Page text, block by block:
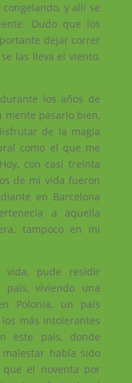
y allí se
Dudo que los
dejar correr
las lleva el viento,
los años de
mente pasarlo bien,
de la magia
como el que me
con casi treinta
de mi vida fueron
en Barcelona
a aquella
tampoco en mi
vida, pude residir
viviendo una
Polonia, un país
más intolerantes
este país, donde
había sido
que el noventa por